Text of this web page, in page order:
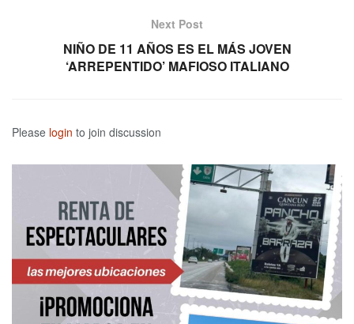
Next Post
NIÑO DE 11 AÑOS ES EL MÁS JOVEN
‘ARREPENTIDO’ MAFIOSO ITALIANO
Please login to join discussion